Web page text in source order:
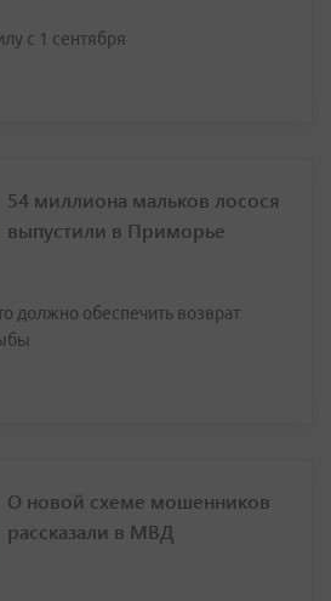
с 1 сентября
54 миллиона мальков лосося
выпустили в Приморье
должно обеспечить возврат
О новой схеме мошенников
рассказали в МВД